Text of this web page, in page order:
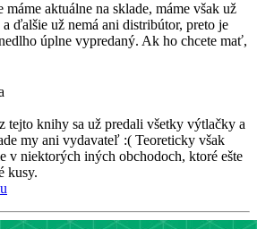
máme aktuálne na sklade, máme však už
ďalšie už nemá ani distribútor, preto je
úplne vypredaný. Ak ho chcete mať,
tejto knihy sa už predali všetky výtlačky a
my ani vydavateľ :( Teoreticky však
v niektorých iných obchodoch, ktoré ešte
kusy.